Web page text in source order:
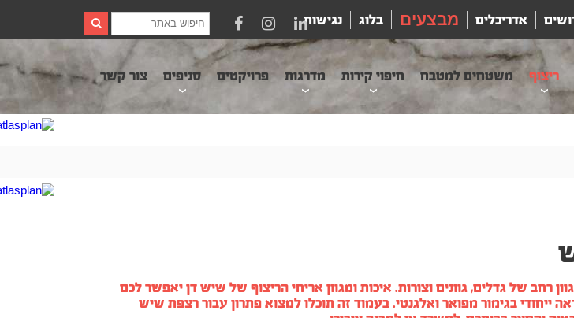
אדריכלים מבצעים בלוג נגישות
ריצוף משטחים למטבח חיפוי קירות מדרגות פרויקטים סניפים צור קשר
רחב של גדלים, גוונים וצורות. איכות ומגוון אריחי הריצוף של שיש דן יאפשר לכם
ייחודי בגימור מפואר ואלגנטי. בעמוד זה תוכלו למצוא פתרון עבור רצפת שיש